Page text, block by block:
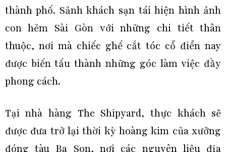
thành phố. Sảnh khách sạn tái hiện hình ảnh
con hẻm Sài Gòn với những chi tiết thân
thuộc, nơi mà chiếc ghế cắt tóc cổ điển nay
được biến tấu thành những góc làm việc đầy
phong cách.
Tại nhà hàng The Shipyard, thực khách sẽ
được đưa trở lại thời kỳ hoàng kim của xưởng
đóng tàu Ba Son, nơi các nguyên liệu địa